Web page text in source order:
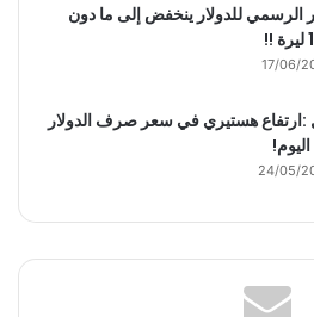
الرسمي للدولار ينخفض إلى ما دون
17/06/
هستيري في سعر صرف الدولار
24/05/